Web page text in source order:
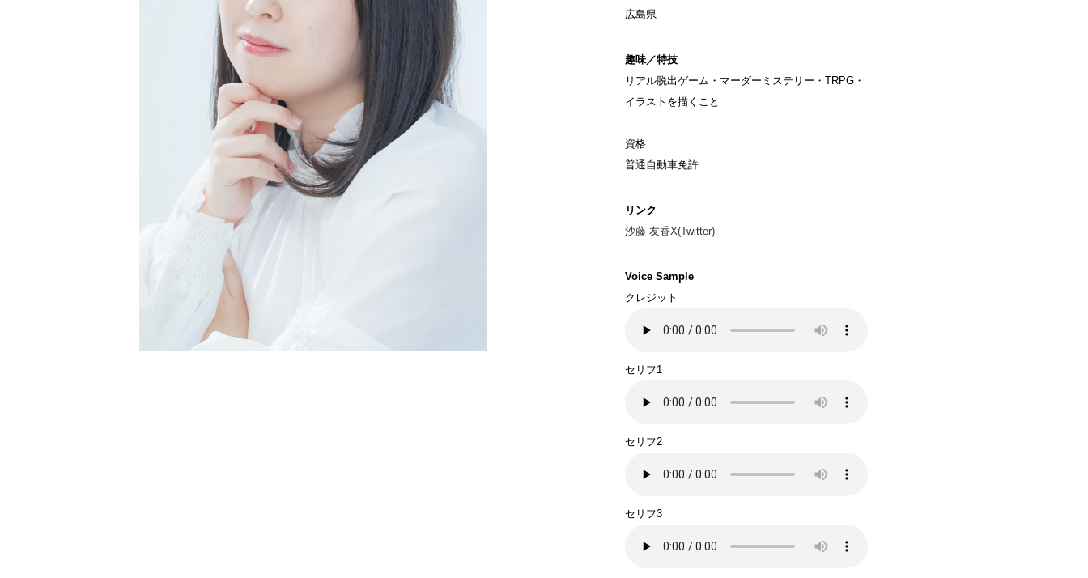
広島県
趣味／特技
リアル脱出ゲーム・マーダーミステリー・TRPG・
イラストを描くこと
資格:
普通自動車免許
リンク
沙藤 友香X(Twitter)
Voice Sample
クレジット
セリフ1
セリフ2
セリフ3